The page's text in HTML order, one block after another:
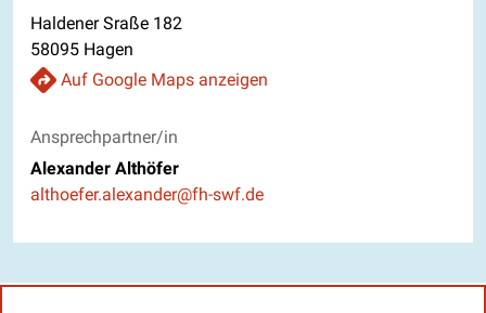
Haldener Sraße 182
58095 Hagen
Auf Google Maps anzeigen
Ansprechpartner/in
Alexander Althöfer
E-Mail
althoefer.alexander@fh-swf.de